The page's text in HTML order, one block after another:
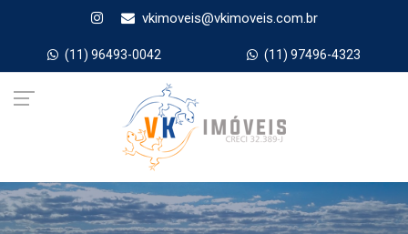
vkimoveis@vkimoveis.com.br
(11) 96493-0042 (11) 97496-4323